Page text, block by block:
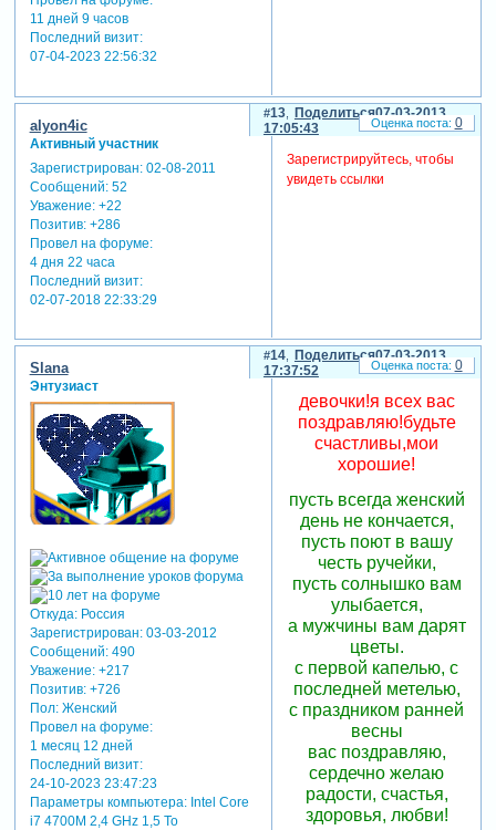
11 дней 9 часов
Последний визит:
07-04-2023 22:56:32
Поделиться
13
07-03-2013
17:05:43
alyon4ic
Активный участник
Зарегистрирован: 02-08-2011
Сообщений:52
Уважение: +22
Позитив: +286
Провел на форуме:
4 дня 22 часа
Последний визит:
02-07-2018 22:33:29
Зарегистрируйтесь, чтобы
увидеть ссылки
0
Поделиться
14
07-03-2013
17:37:52
Slana
Энтузиаст
Откуда:Россия
Зарегистрирован: 03-03-2012
Сообщений:490
Уважение: +217
Позитив: +726
Пол:Женский
Провел на форуме:
1 месяц 12 дней
Последний визит:
24-10-2023 23:47:23
Параметры компьютера:Intel Core
i7 4700M 2,4 GHz 1,5 To
девочки!я всех вас
поздравляю!будьте
счастливы,мои
хорошие!
пусть всегда женский
день не кончается,
пусть поют в вашу
честь ручейки,
пусть солнышко вам
улыбается,
а мужчины вам дарят
цветы.
с первой капелью, с
последней метелью,
с праздником ранней
весны
вас поздравляю,
сердечно желаю
радости, счастья,
здоровья, любви!
0